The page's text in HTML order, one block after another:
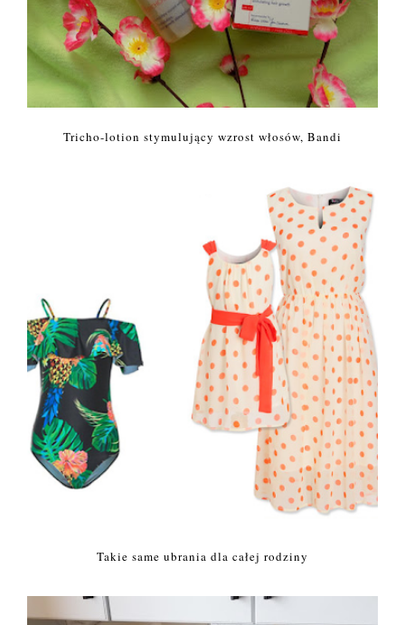
Tricho-lotion stymulujący wzrost włosów, Bandi
Takie same ubrania dla całej rodziny